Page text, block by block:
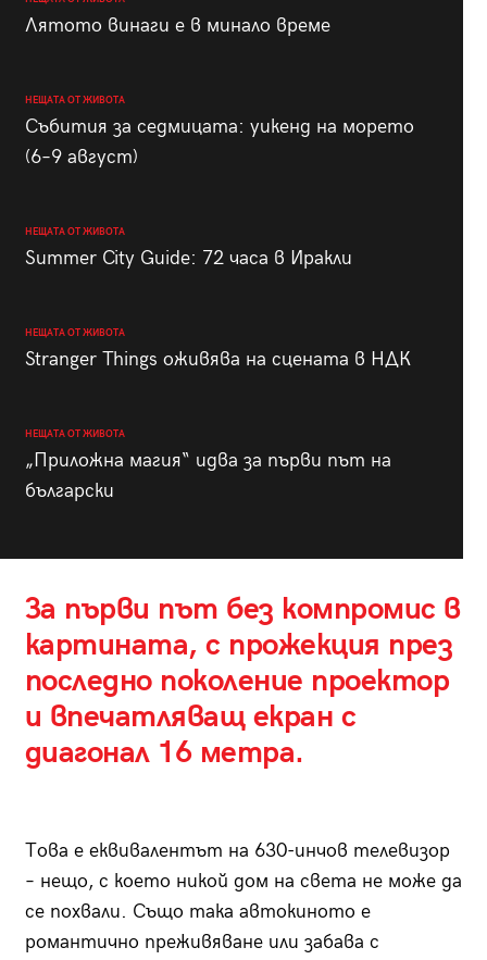
Лятото винаги е в минало време
НЕЩАТА ОТ ЖИВОТА
Събития за седмицата: уикенд на морето
(6–9 август)
НЕЩАТА ОТ ЖИВОТА
Summer City Guide: 72 часа в Иракли
НЕЩАТА ОТ ЖИВОТА
Stranger Things оживява на сцената в НДК
НЕЩАТА ОТ ЖИВОТА
„Приложна магия“ идва за първи път на
български
За първи път без компромис в
картината, с прожекция през
последно поколение проектор
и впечатляващ екран с
диагонал 16 метра.
Това е еквивалентът на 630-инчов телевизор
– нещо, с което никой дом на света не може да
се похвали. Също така автокиното е
романтично преживяване или забава с